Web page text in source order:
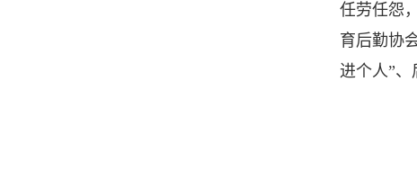
任劳任怨
育后勤协
进个人”、